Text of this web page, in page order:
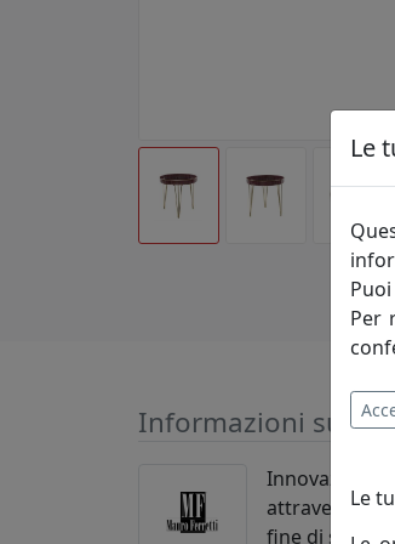
Informazioni sul
attraverso le
fine di
Le
Per
Le